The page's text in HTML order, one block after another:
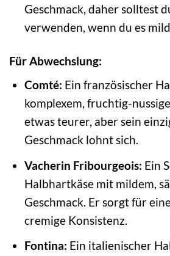
Geschmack, daher solltest
verwenden, wenn du es
Für Abwechslung:
Comté: Ein französischer
komplexem, fruchtig-
etwas teurer, aber sein
Geschmack lohnt sich.
Vacherin Fribourgeois: Ein
Halbhartkäse mit mildem,
Geschmack. Er sorgt für
cremige Konsistenz.
Fontina: Ein italienischer